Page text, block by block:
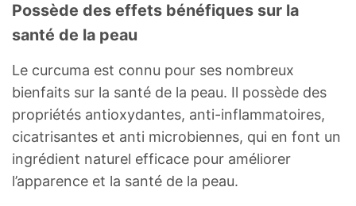
Possède des effets bénéfiques sur la
santé de la peau
Le curcuma est connu pour ses nombreux
bienfaits sur la santé de la peau. Il possède des
propriétés antioxydantes, anti-inflammatoires,
cicatrisantes et anti microbiennes, qui en font un
ingrédient naturel efficace pour améliorer
l’apparence et la santé de la peau.